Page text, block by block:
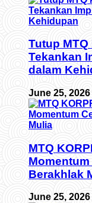
Tutup
Tekankan
dalam
June 25, 2026
MTQ
Berakhlak
June 25, 2026